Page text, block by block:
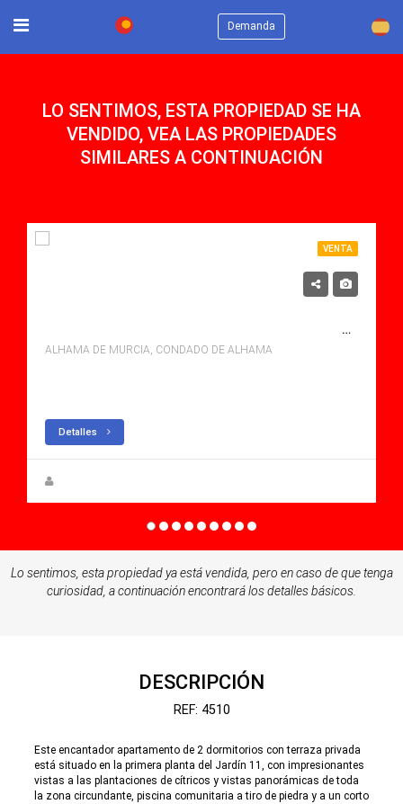
Demanda ×
LO SENTIMOS, ESTA PROPIEDAD SE HA
VENDIDO, VEA LAS PROPIEDADES
SIMILARES A CONTINUACIÓN
VENTA
SE VENDE APARTAMENTO EN CONDADO DE ALHAMA, ALHAMA DE MURCIA CON PISCINA
ALHAMA DE MURCIA, CONDADO DE ALHAMA
Detalles
Lo sentimos, esta propiedad ya está vendida, pero en caso de que tenga
curiosidad, a continuación encontrará los detalles básicos.
DESCRIPCIÓN
REF: 4510
Este encantador apartamento de 2 dormitorios con terraza privada
está situado en la primera planta del Jardín 11, con impresionantes
vistas a las plantaciones de cítricos y vistas panorámicas de toda
la zona circundante, piscina comunitaria a tiro de piedra y a un corto